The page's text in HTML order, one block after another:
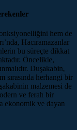
hem de
Hacıramazanlar
bu süreçte dikkat
Öncelikle,
Duşakabin,
sırasında herhangi bir
malzemesi de
ve ferah bir
ekonomik ve dayan